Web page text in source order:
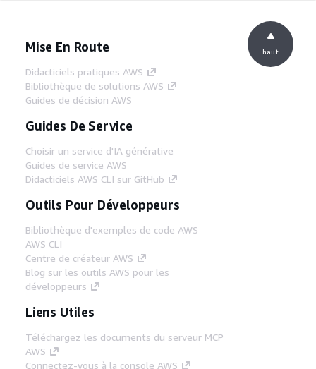
Mise En Route
Didacticiels pratiques AWS
Bibliothèque de solutions AWS
Guides de décision AWS
Guides De Service
Choisir un service d'IA générative
Guides de service AWS
Didacticiels AWS CLI sur GitHub
Outils Pour Développeurs
Bibliothèque d'exemples de code AWS
AWS CLI
Centre de créateur AWS
Blog sur les outils AWS pour les
développeurs
Liens Utiles
Téléchargez les documents du serveur MCP
AWS
Connectez-vous à la console AWS
haut